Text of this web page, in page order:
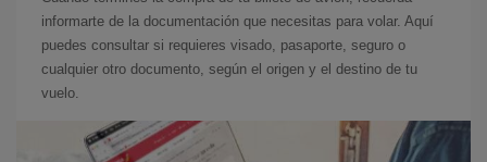
informarte de la documentación que necesitas para volar. Aquí
puedes consultar si requieres visado, pasaporte, seguro o
cualquier otro documento, según el origen y el destino de tu
vuelo.